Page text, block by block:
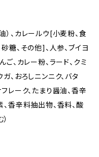
）、カレールウ[小麦粉、食
糖、その他]、人参、ブイヨ
ご、カレー粉、ラード、クミ
、おろしニンニク、バタ
レーク、たまり醤油、香辛
、香辛料抽出物、香料、酸